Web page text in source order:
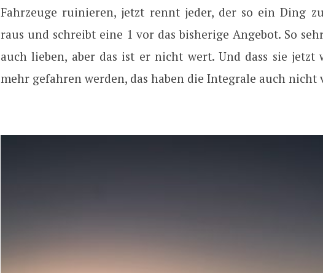
Fahrzeuge ruinieren, jetzt rennt jeder, der so ein Ding
raus und schreibt eine 1 vor das bisherige Angebot. So
auch lieben, aber das ist er nicht wert. Und dass sie
mehr gefahren werden, das haben die Integrale auch nicht